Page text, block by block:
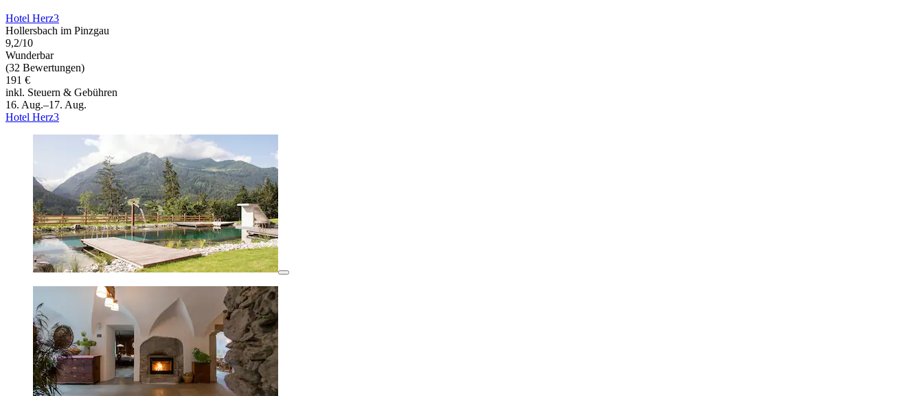
Hotel Herz3
Hollersbach im Pinzgau
9,2/10
Wunderbar
(32 Bewertungen)
191 €
inkl. Steuern & Gebühren
16. Aug.–17. Aug.
Hotel Herz3